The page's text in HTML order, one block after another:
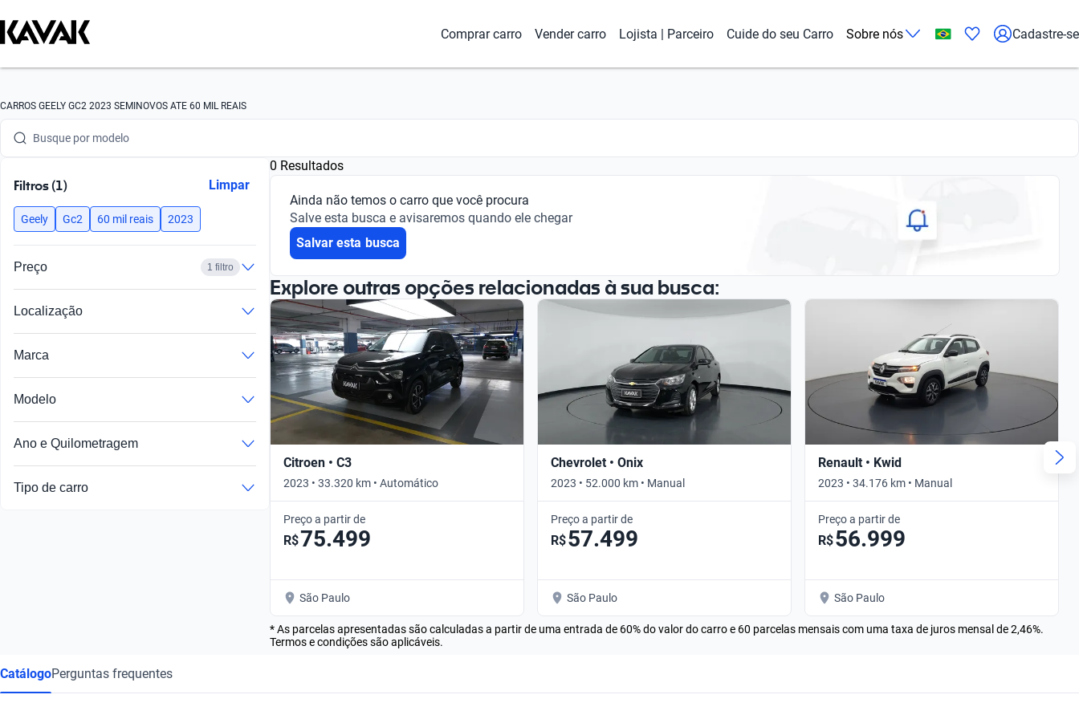
Comprar carro Vender carro Lojista | Parceiro Cuide do seu Carro Sobre nós Cadastre-se
CARROS GEELY GC2 2023 SEMINOVOS ATE 60 MIL REAIS
Busque por marca
Busque por modelo
Busque por ano
Busque por marca
Busque por versão
Busque por ano
Filtros (1) Limpar
Geely Gc2 60 mil reais 2023
Preço 1 filtro
Localização
Marca
Modelo
Ano e Quilometragem
Tipo de carro
0 Resultados
Ainda não temos o carro que você procura
Salve esta busca e avisaremos quando ele chegar
Salvar esta busca
Explore outras opções relacionadas à sua busca:
Citroen • C3
2023 • 33.320 km • Automático
Preço a partir de
R$75.499
São Paulo
Chevrolet • Onix
2023 • 52.000 km • Manual
Preço a partir de
R$57.499
São Paulo
Renault • Kwid
2023 • 34.176 km • Manual
Preço a partir de
R$56.999
São Paulo
* As parcelas apresentadas são calculadas a partir de uma entrada de 60% do valor do carro e 60 parcelas mensais com uma taxa de juros mensal de 2,46%.
Termos e condições são aplicáveis.
CatálogoPerguntas frequentes